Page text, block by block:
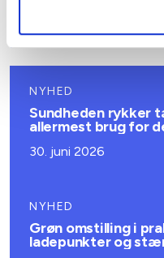
Relateret indhold
NYHED
Sundheden rykker
allermest brug for
30. juni 2026
NYHED
Grøn omstilling i
ladepunkter og